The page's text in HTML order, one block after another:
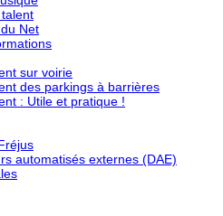
Net
sur voirie
des parkings à barrières
: Utile et pratique !
automatisés externes (DAE)